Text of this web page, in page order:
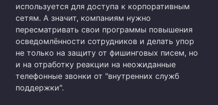
используется для доступа к корпоративным
сетям. А значит, компаниям нужно
пересматривать свои программы повышения
осведомлённости сотрудников и делать упор
не только на защиту от фишинговых писем, но
и на отработку реакции на неожиданные
телефонные звонки от "внутренних служб
поддержки".